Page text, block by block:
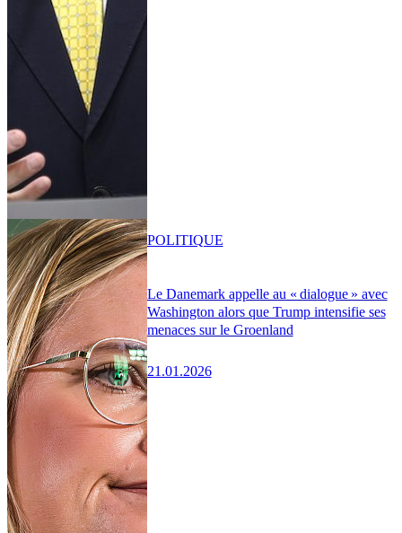
Le Danemark appelle au « dialogue » avec
Washington alors que Trump intensifie ses
menaces sur le Groenland
21.01.2026
POLITIQUE